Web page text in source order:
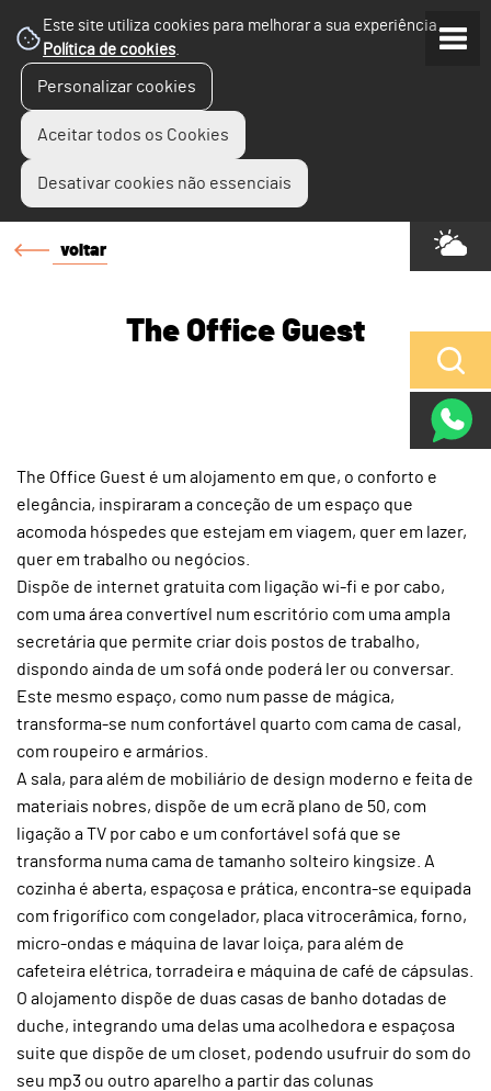
Este site utiliza cookies para melhorar a sua experiência.
Política de cookies.
Personalizar cookies
Aceitar todos os Cookies
Desativar cookies não essenciais
voltar
The Office Guest
The Office Guest é um alojamento em que, o conforto e
elegância, inspiraram a conceção de um espaço que
acomoda hóspedes que estejam em viagem, quer em lazer,
quer em trabalho ou negócios.
Dispõe de internet gratuita com ligação wi-fi e por cabo,
com uma área convertível num escritório com uma ampla
secretária que permite criar dois postos de trabalho,
dispondo ainda de um sofá onde poderá ler ou conversar.
Este mesmo espaço, como num passe de mágica,
transforma-se num confortável quarto com cama de casal,
com roupeiro e armários.
A sala, para além de mobiliário de design moderno e feita de
materiais nobres, dispõe de um ecrã plano de 50, com
ligação a TV por cabo e um confortável sofá que se
transforma numa cama de tamanho solteiro kingsize. A
cozinha é aberta, espaçosa e prática, encontra-se equipada
com frigorífico com congelador, placa vitrocerâmica, forno,
micro-ondas e máquina de lavar loiça, para além de
cafeteira elétrica, torradeira e máquina de café de cápsulas.
O alojamento dispõe de duas casas de banho dotadas de
duche, integrando uma delas uma acolhedora e espaçosa
suite que dispõe de um closet, podendo usufruir do som do
seu mp3 ou outro aparelho a partir das colunas